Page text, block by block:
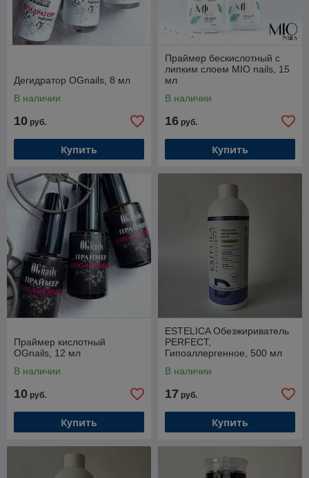
Дегидратор OGnails, 8 мл
В наличии
10 руб.
Купить
Праймер бескислотный с
липким слоем MIO nails, 15
мл
В наличии
16 руб.
Купить
Праймер кислотный
OGnails, 12 мл
В наличии
10 руб.
Купить
ESTELICA Обезжириватель
PERFECT,
Гипоаллергенное, 500 мл
В наличии
17 руб.
Купить